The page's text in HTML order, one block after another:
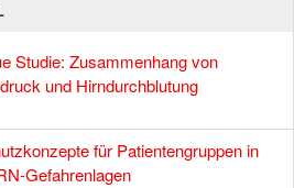
Studie: Zusammenhang von
und Hirndurchblutung
für Patientengruppen in
Gefahrenlagen